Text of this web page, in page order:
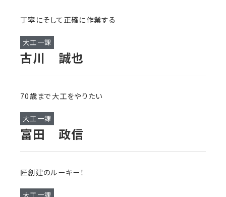
丁寧にそして正確に作業する
大工一課
古川 誠也
70歳まで大工をやりたい
大工一課
富田 政信
匠創建のルーキー！
大工一課